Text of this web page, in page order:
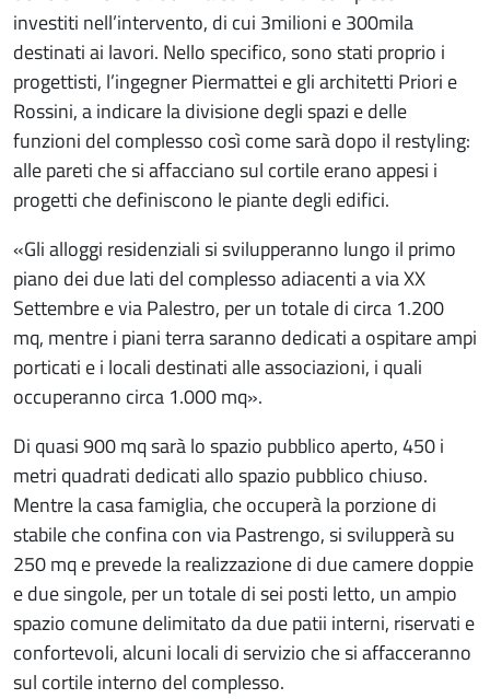
investiti nell’intervento, di cui 3milioni e 300mila
destinati ai lavori. Nello specifico, sono stati proprio i
progettisti, l’ingegner Piermattei e gli architetti Priori e
Rossini, a indicare la divisione degli spazi e delle
funzioni del complesso così come sarà dopo il restyling:
alle pareti che si affacciano sul cortile erano appesi i
progetti che definiscono le piante degli edifici.
«Gli alloggi residenziali si svilupperanno lungo il primo
piano dei due lati del complesso adiacenti a via XX
Settembre e via Palestro, per un totale di circa 1.200
mq, mentre i piani terra saranno dedicati a ospitare ampi
porticati e i locali destinati alle associazioni, i quali
occuperanno circa 1.000 mq».
Di quasi 900 mq sarà lo spazio pubblico aperto, 450 i
metri quadrati dedicati allo spazio pubblico chiuso.
Mentre la casa famiglia, che occuperà la porzione di
stabile che confina con via Pastrengo, si svilupperà su
250 mq e prevede la realizzazione di due camere doppie
e due singole, per un totale di sei posti letto, un ampio
spazio comune delimitato da due patii interni, riservati e
confortevoli, alcuni locali di servizio che si affacceranno
sul cortile interno del complesso.